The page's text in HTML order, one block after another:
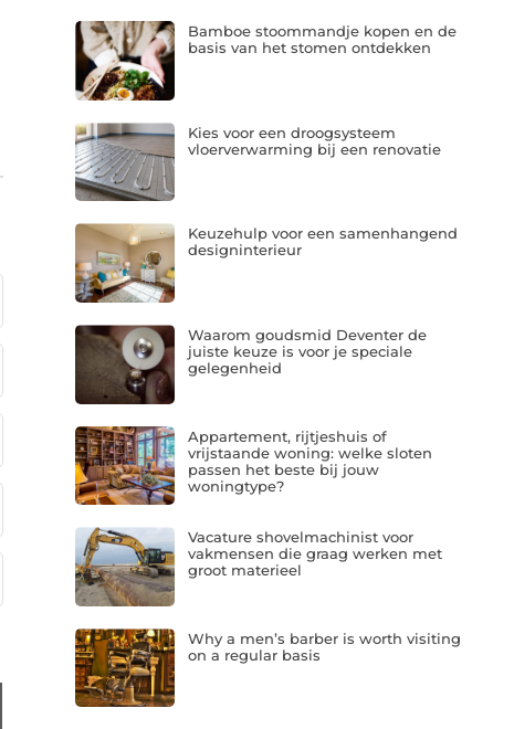
Bamboe stoommandje kopen en de
basis van het stomen ontdekken
Kies voor een droogsysteem
vloerverwarming bij een renovatie
Keuzehulp voor een samenhangend
designinterieur
Waarom goudsmid Deventer de
juiste keuze is voor je speciale
gelegenheid
Appartement, rijtjeshuis of
vrijstaande woning: welke sloten
passen het beste bij jouw
woningtype?
Vacature shovelmachinist voor
vakmensen die graag werken met
groot materieel
Why a men’s barber is worth visiting
on a regular basis